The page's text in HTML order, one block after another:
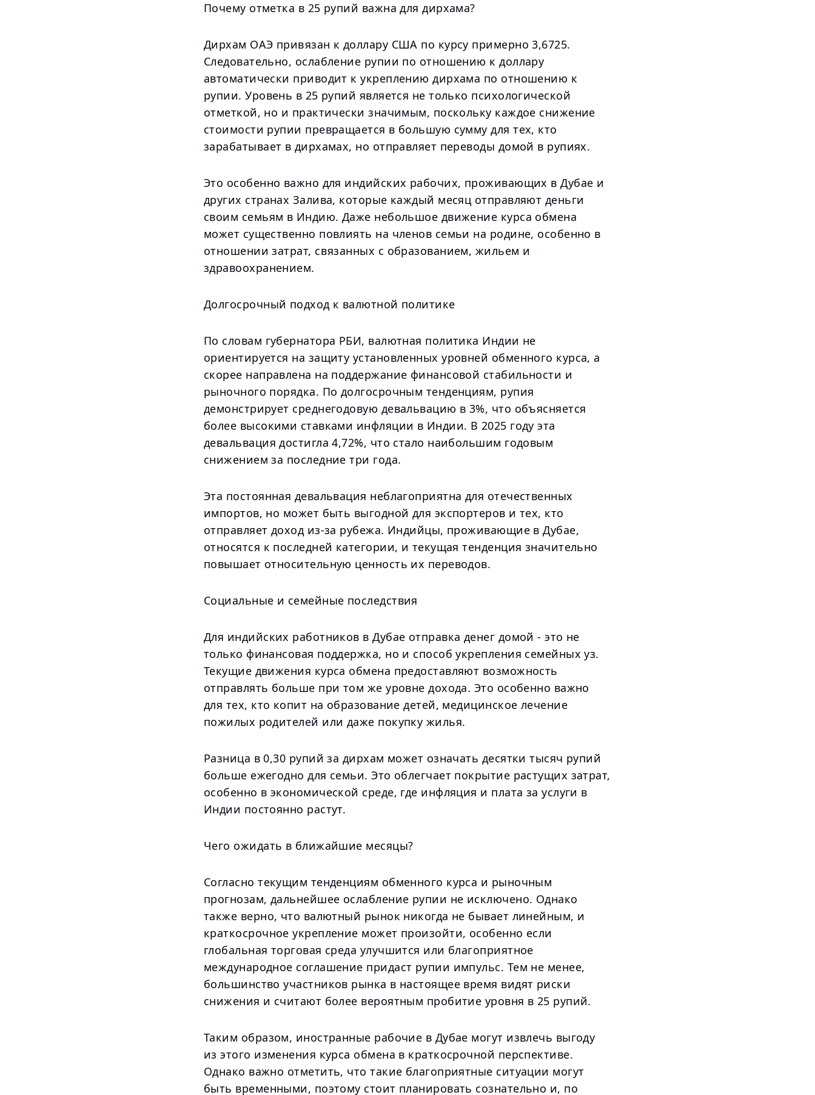
Почему отметка в 25 рупий важна для дирхама?
Дирхам ОАЭ привязан к доллару США по курсу примерно 3,6725.
Следовательно, ослабление рупии по отношению к доллару
автоматически приводит к укреплению дирхама по отношению к
рупии. Уровень в 25 рупий является не только психологической
отметкой, но и практически значимым, поскольку каждое снижение
стоимости рупии превращается в большую сумму для тех, кто
зарабатывает в дирхамах, но отправляет переводы домой в рупиях.
Это особенно важно для индийских рабочих, проживающих в Дубае и
других странах Залива, которые каждый месяц отправляют деньги
своим семьям в Индию. Даже небольшое движение курса обмена
может существенно повлиять на членов семьи на родине, особенно в
отношении затрат, связанных с образованием, жильем и
здравоохранением.
Долгосрочный подход к валютной политике
По словам губернатора РБИ, валютная политика Индии не
ориентируется на защиту установленных уровней обменного курса, а
скорее направлена на поддержание финансовой стабильности и
рыночного порядка. По долгосрочным тенденциям, рупия
демонстрирует среднегодовую девальвацию в 3%, что объясняется
более высокими ставками инфляции в Индии. В 2025 году эта
девальвация достигла 4,72%, что стало наибольшим годовым
снижением за последние три года.
Эта постоянная девальвация неблагоприятна для отечественных
импортов, но может быть выгодной для экспортеров и тех, кто
отправляет доход из-за рубежа. Индийцы, проживающие в Дубае,
относятся к последней категории, и текущая тенденция значительно
повышает относительную ценность их переводов.
Социальные и семейные последствия
Для индийских работников в Дубае отправка денег домой - это не
только финансовая поддержка, но и способ укрепления семейных уз.
Текущие движения курса обмена предоставляют возможность
отправлять больше при том же уровне дохода. Это особенно важно
для тех, кто копит на образование детей, медицинское лечение
пожилых родителей или даже покупку жилья.
Разница в 0,30 рупий за дирхам может означать десятки тысяч рупий
больше ежегодно для семьи. Это облегчает покрытие растущих затрат,
особенно в экономической среде, где инфляция и плата за услуги в
Индии постоянно растут.
Чего ожидать в ближайшие месяцы?
Согласно текущим тенденциям обменного курса и рыночным
прогнозам, дальнейшее ослабление рупии не исключено. Однако
также верно, что валютный рынок никогда не бывает линейным, и
краткосрочное укрепление может произойти, особенно если
глобальная торговая среда улучшится или благоприятное
международное соглашение придаст рупии импульс. Тем не менее,
большинство участников рынка в настоящее время видят риски
снижения и считают более вероятным пробитие уровня в 25 рупий.
Таким образом, иностранные рабочие в Дубае могут извлечь выгоду
из этого изменения курса обмена в краткосрочной перспективе.
Однако важно отметить, что такие благоприятные ситуации могут
быть временными, поэтому стоит планировать сознательно и, по